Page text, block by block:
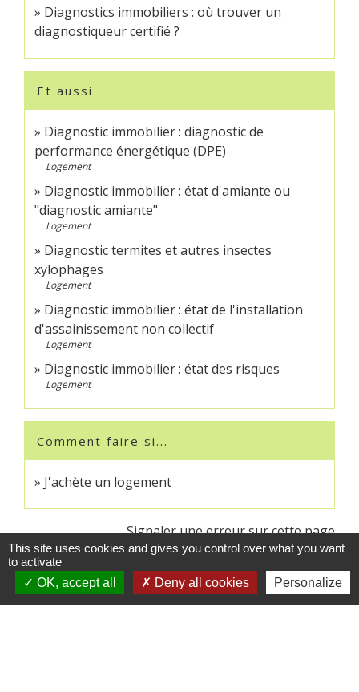
Diagnostics immobiliers : où trouver un
diagnostiqueur certifié ?
Et aussi
Diagnostic immobilier : diagnostic de
performance énergétique (DPE)
Logement
Diagnostic immobilier : état d'amiante ou
"diagnostic amiante"
Logement
Diagnostic termites et autres insectes
xylophages
Logement
Diagnostic immobilier : état de l'installation
d'assainissement non collectif
Logement
Diagnostic immobilier : état des risques
Logement
Comment faire si...
J'achète un logement
Signaler une erreur sur cette page
This site uses cookies and gives you control over what you want
to activate
OK, accept all
Deny all cookies Personalize